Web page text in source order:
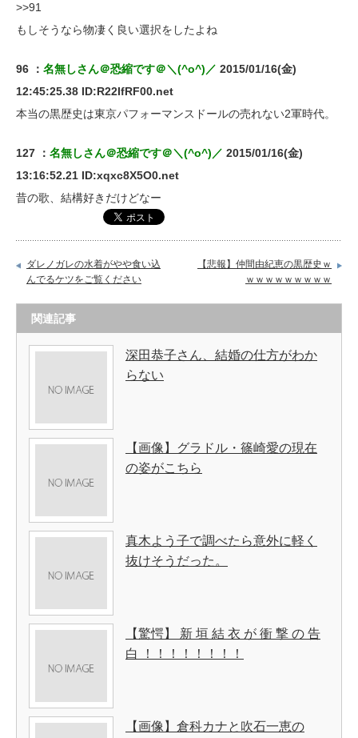
>>91
もしそうなら物凄く良い選択をしたよね
96 ： 名無しさん＠恐縮です＠＼(^o^)／ 2015/01/16(金)
12:45:25.38 ID:R22IfRF00.net
本当の黒歴史は東京パフォーマンスドールの売れない2軍時代。
127 ： 名無しさん＠恐縮です＠＼(^o^)／ 2015/01/16(金)
13:16:52.21 ID:xqxc8X5O0.net
昔の歌、結構好きだけどなー
ダレノガレの水着がやや食い込
んでるケツをご覧ください
【悲報】仲間由紀恵の黒歴史ｗ
ｗｗｗｗｗｗｗｗｗ
関連記事
深田恭子さん、結婚の仕方がわか
らない
【画像】グラドル・篠崎愛の現在
の姿がこちら
真木よう子で調べたら意外に軽く
抜けそうだった。
【驚愕】 新 垣 結 衣 が 衝 撃 の 告
白 ！！！！！！！！
【画像】倉科カナと吹石一恵の